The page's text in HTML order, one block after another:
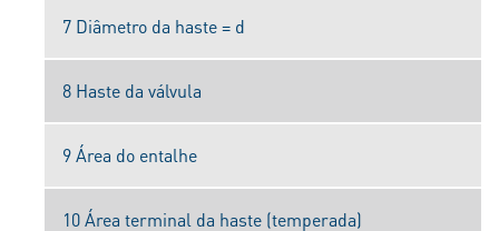
7 Diâmetro da haste = d
8 Haste da válvula
9 Área do entalhe
10 Área terminal da haste (temperada)